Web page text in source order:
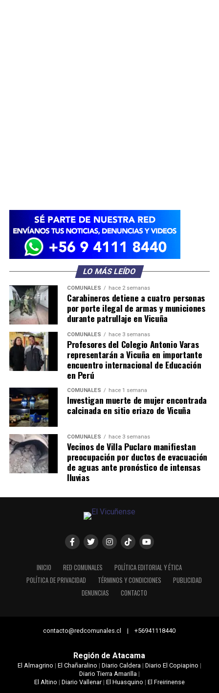
LO MÁS LEÍDO
COMUNALES hace 2 semanas
Carabineros detiene a cuatro personas
por porte ilegal de armas y municiones
durante patrullaje en Vicuña
COMUNALES hace 3 semanas
Profesores del Colegio Antonio Varas
representarán a Vicuña en importante
encuentro internacional de Educación
en Perú
COMUNALES hace 1 semana
Investigan muerte de mujer encontrada
calcinada en sitio eriazo de Vicuña
COMUNALES hace 3 semanas
Vecinos de Villa Puclaro manifiestan
preocupación por ductos de evacuación
de aguas ante pronóstico de intensas
lluvias
INICIO RED COMUNALES
POLÍTICA EDITORIAL Y ÉTICA
POLÍTICA DE PRIVACIDAD
TÉRMINOS Y CONDICIONES
PUBLICIDAD
DENUNCIAS
CONTACTO
contacto@redcomunales.cl | +56941118440
Región de Atacama
El Almagrino | El Chañaralino | Diario Caldera| Diario El Copiapino |
Diario Tierra Amarilla|
El Altino | Diario Vallenar| El Huasquino | El Freirinense